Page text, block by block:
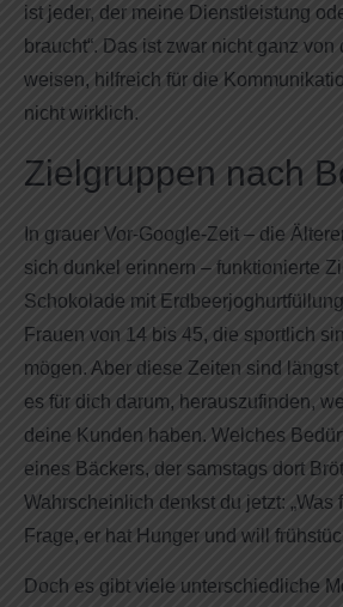
ist jeder, der meine Dienstleistung
braucht“. Das ist zwar nicht ganz von
weisen, hilfreich für die
nicht wirklich.
Zielgruppen nach
In grauer Vor-Google-Zeit – die
sich dunkel erinnern – funktionierte
Schokolade mit
Frauen von 14 bis 45, die sportlich
mögen. Aber diese Zeiten sind
es für dich darum, herauszufinden,
deine Kunden haben. Welches
eines Bäckers, der samstags dort
Wahrscheinlich denkst du jetzt: „Was
Frage, er hat Hunger und will
Doch es gibt viele unterschiedliche